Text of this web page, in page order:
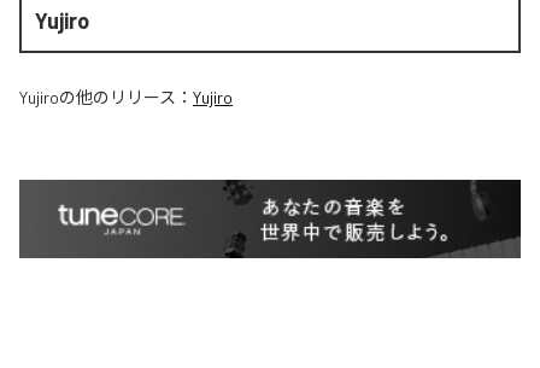
Yujiro
Yujiroの他のリリース： Yujiro